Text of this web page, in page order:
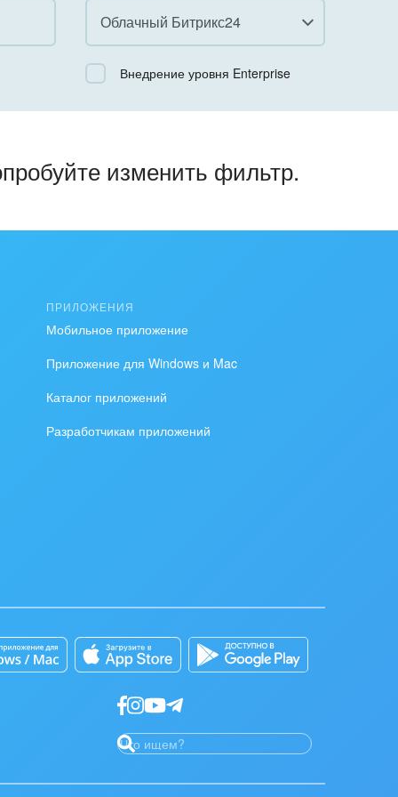
Облачный Битрикс24
ВсеВнедрение уровня Enterprise
изменить фильтр.
ПРИЛОЖЕНИЯ
Мобильное приложение
Приложение для Windows и Mac
Каталог приложений
Разработчикам приложений